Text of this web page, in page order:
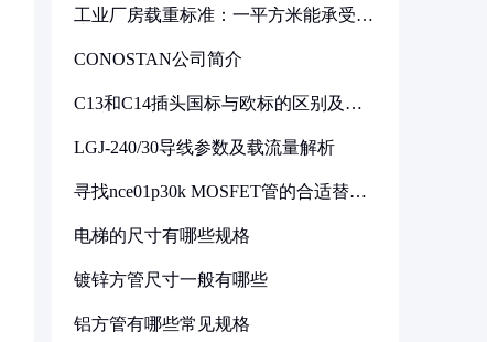
工业厂房载重标准：一平方米能承受多
CONOSTAN公司简介
C13和C14插头国标与欧标的区别及其
LGJ-240/30导线参数及载流量解析
寻找nce01p30k MOSFET管的合适替代
电梯的尺寸有哪些规格
镀锌方管尺寸一般有哪些
铝方管有哪些常见规格